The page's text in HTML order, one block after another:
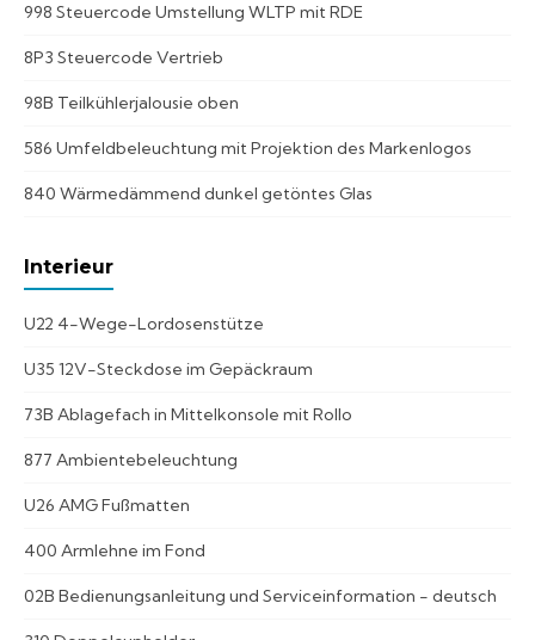
998 Steuercode Umstellung WLTP mit RDE
8P3 Steuercode Vertrieb
98B Teilkühlerjalousie oben
586 Umfeldbeleuchtung mit Projektion des Markenlogos
840 Wärmedämmend dunkel getöntes Glas
Interieur
U22 4-Wege-Lordosenstütze
U35 12V-Steckdose im Gepäckraum
73B Ablagefach in Mittelkonsole mit Rollo
877 Ambientebeleuchtung
U26 AMG Fußmatten
400 Armlehne im Fond
02B Bedienungsanleitung und Serviceinformation - deutsch